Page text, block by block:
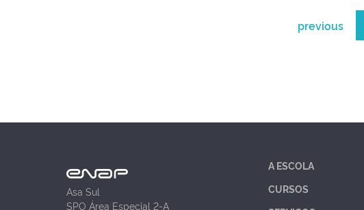
previous
Asa Sul
SPO Área Especial 2-A
A ESCOLA
CURSOS